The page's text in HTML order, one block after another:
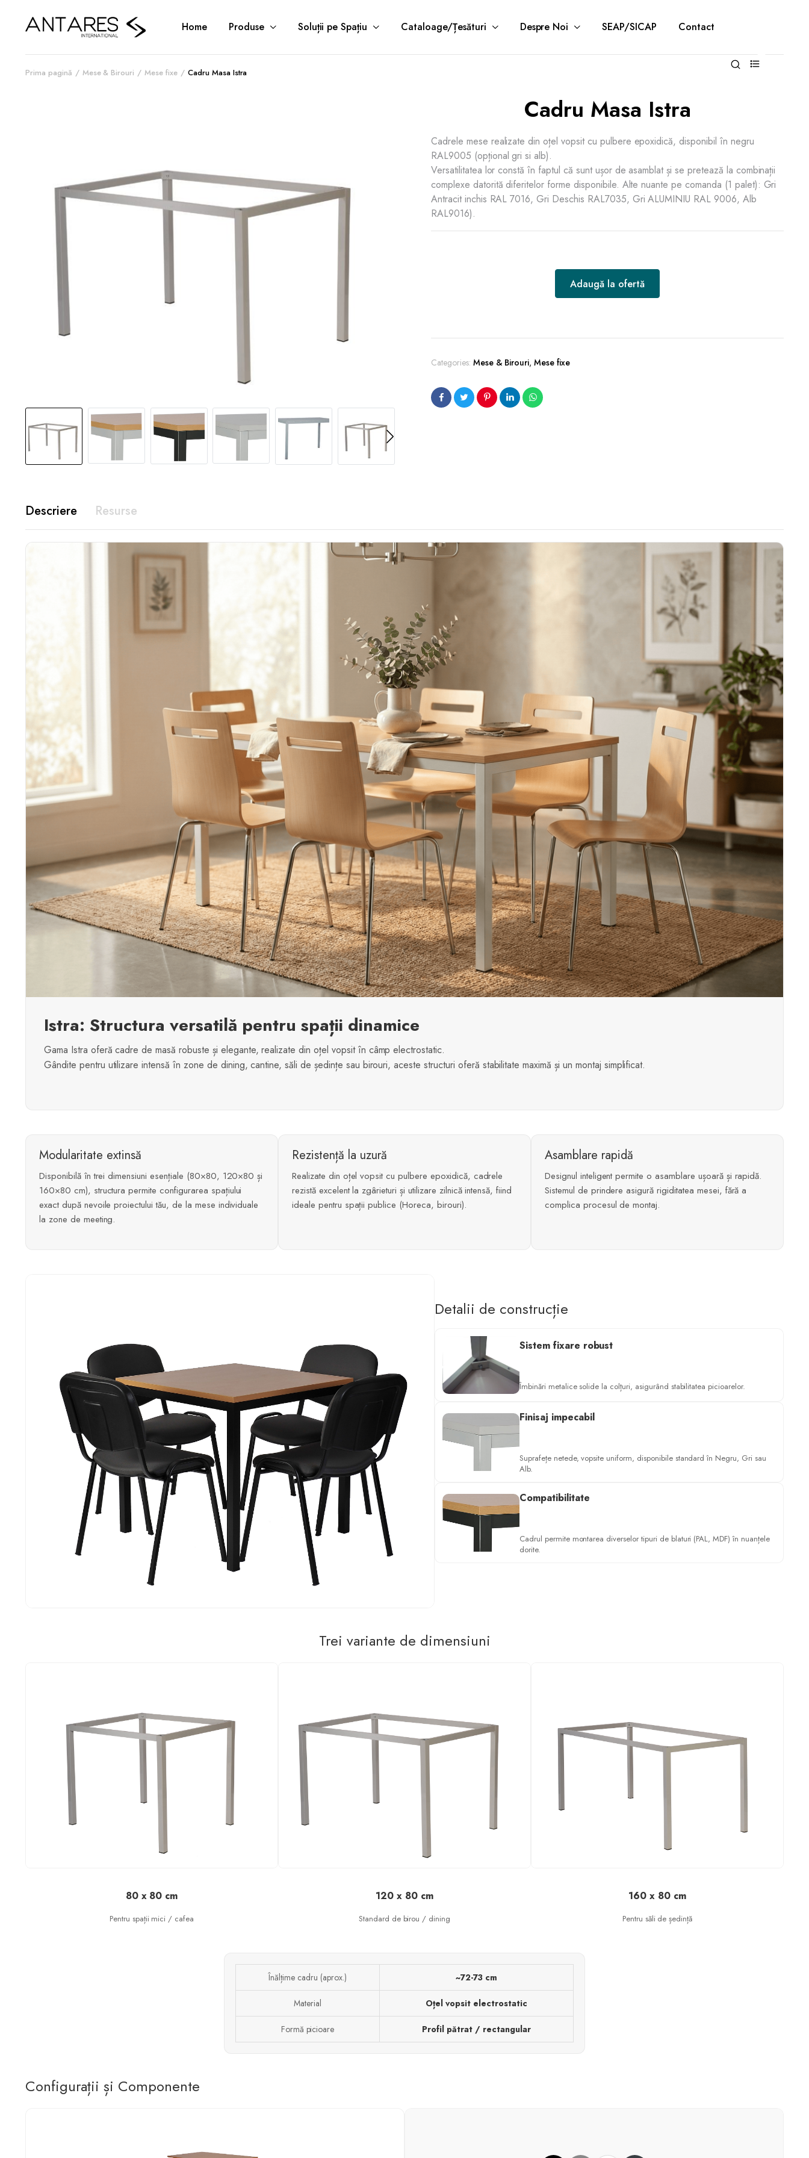
Home Produse Soluții pe Spațiu Cataloage/Țesături Despre Noi SEAP/SICAP Contact
Prima pagină Mese & Birouri Mese fixe Cadru Masa Istra
Cadru Masa Istra
Cadrele mese realizate din oțel vopsit cu pulbere epoxidică, disponibil în negru
RAL9005 (opțional gri si alb).
Versatilitatea lor constă în faptul că sunt ușor de asamblat și se pretează la combinații
complexe datorită diferitelor forme disponibile. Alte nuante pe comanda (1 palet): Gri
Antracit inchis RAL 7016, Gri Deschis RAL7035, Gri ALUMINIU RAL 9006, Alb
RAL9016).
Adaugă la ofertă
Categories: Mese & Birouri,Mese fixe
Resurse
Descriere
Istra: Structura versatilă pentru spații dinamice
Gama Istra oferă cadre de masă robuste și elegante, realizate din oțel vopsit în câmp electrostatic.
Gândite pentru utilizare intensă în zone de dining, cantine, săli de ședințe sau birouri, aceste structuri oferă stabilitate maximă și un montaj simplificat.
Modularitate extinsă
Disponibilă în trei dimensiuni esențiale (80×80, 120×80 și
160×80 cm), structura permite configurarea spațiului
exact după nevoile proiectului tău, de la mese individuale
la zone de meeting.
Rezistență la uzură
Realizate din oțel vopsit cu pulbere epoxidică, cadrele
rezistă excelent la zgârieturi și utilizare zilnică intensă, fiind
ideale pentru spații publice (Horeca, birouri).
Asamblare rapidă
Designul inteligent permite o asamblare ușoară și rapidă.
Sistemul de prindere asigură rigiditatea mesei, fără a
complica procesul de montaj.
Detalii de construcție
Sistem fixare robust
Îmbinări metalice solide la colțuri, asigurând stabilitatea picioarelor.
Finisaj impecabil
Suprafețe netede, vopsite uniform, disponibile standard în Negru, Gri sau
Alb.
Compatibilitate
Cadrul permite montarea diverselor tipuri de blaturi (PAL, MDF) în nuanțele
dorite.
Trei variante de dimensiuni
80 x 80 cm
Pentru spații mici / cafea
120 x 80 cm
Standard de birou / dining
160 x 80 cm
Pentru săli de ședință
Înălțime cadru (aprox.) ~72-73 cm
Material Oțel vopsit electrostatic
Formă picioare Profil pătrat / rectangular
Configurații și Componente